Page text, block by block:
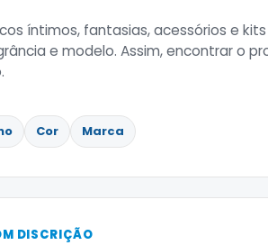
íntimos, fantasias, acessórios e
e modelo. Assim, encontrar o
Cor Marca
DISCRIÇÃO